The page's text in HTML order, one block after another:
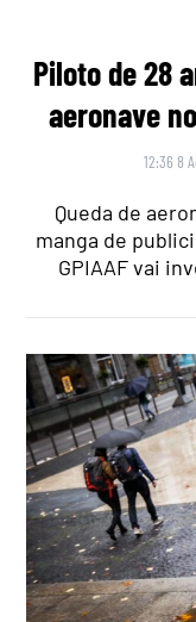
Piloto de 28
aeronave
12:36 8
Queda de
manga de
GPIAAF vai